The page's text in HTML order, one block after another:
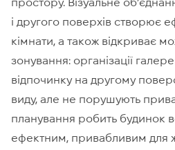
і другого поверхів створює
кімнати, а також відкриває
зонування: організації
відпочинку на другому
виду, але не порушують
планування робить будинок
ефектним, привабливим для